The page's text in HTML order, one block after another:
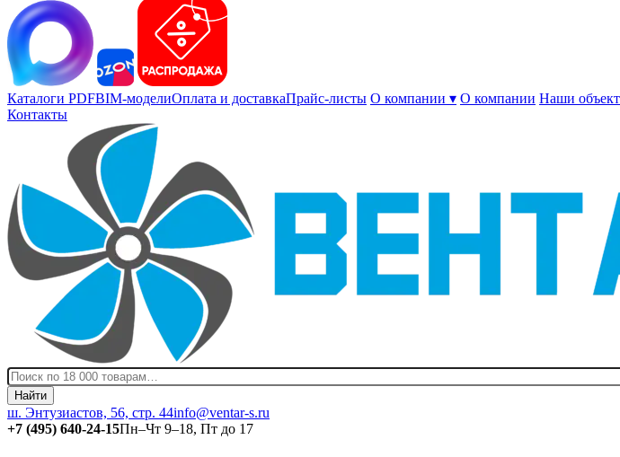
Каталоги PDFBIM-моделиОплата и доставкаПрайс-листы О компании ▾ О компании Наши
Контакты
Найти
ш. Энтузиастов, 56, стр. 44info@ventar-s.ru
+7 (495) 640-24-15Пн–Чт 9–18, Пт до 17